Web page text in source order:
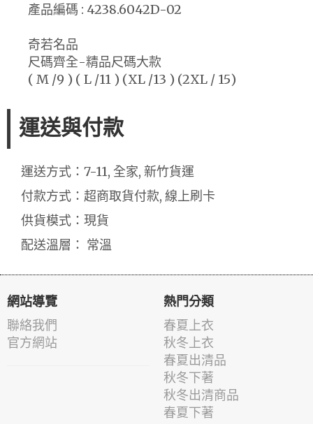
產品編碼 : 4238.6042D-02
奇若名品
尺碼齊全-精品尺碼大款
( M /9 ) ( L /11 ) (XL /13 ) (2XL / 15)
運送與付款
運送方式：7-11, 全家, 新竹貨運
付款方式：超商取貨付款, 線上刷卡
供貨模式：現貨
配送溫層： 常溫
網站導覽
聯絡我們
官方網站
熱門分類
春夏上衣
秋冬上衣
春夏出清品
秋冬下著
秋冬出清商品
春夏下著